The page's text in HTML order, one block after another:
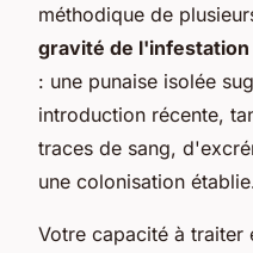
méthodique de
gravité de l'infestation
: une punaise isolée
introduction récente,
traces de sang,
une colonisation
Votre capacité à traiter